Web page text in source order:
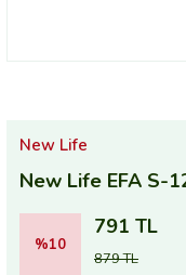
New Life
New Life EFA S-
%10
791 TL
879 TL